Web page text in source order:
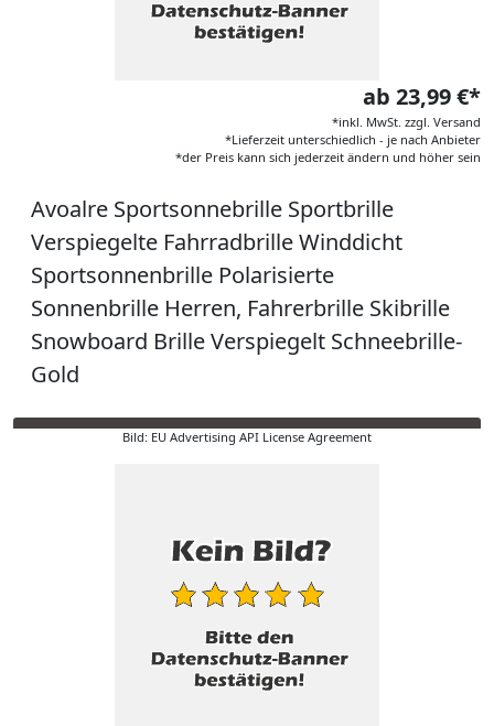
ab 23,99 €*
*inkl. MwSt. zzgl. Versand
*Lieferzeit unterschiedlich - je nach Anbieter
*der Preis kann sich jederzeit ändern und höher sein
Avoalre Sportsonnebrille Sportbrille
Verspiegelte Fahrradbrille Winddicht
Sportsonnenbrille Polarisierte
Sonnenbrille Herren, Fahrerbrille Skibrille
Snowboard Brille Verspiegelt Schneebrille-
Gold
Bild: EU Advertising API License Agreement